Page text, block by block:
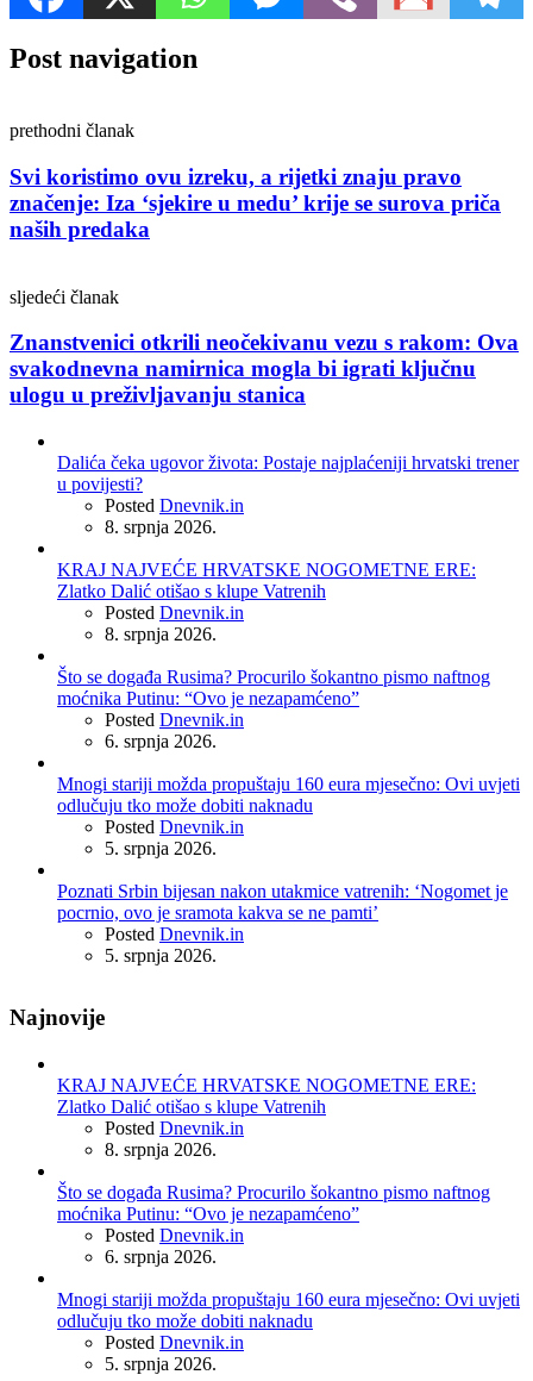
Post navigation
prethodni članak
Svi koristimo ovu izreku, a rijetki znaju pravo
značenje: Iza ‘sjekire u medu’ krije se surova priča
naših predaka
sljedeći članak
Znanstvenici otkrili neočekivanu vezu s rakom: Ova
svakodnevna namirnica mogla bi igrati ključnu
ulogu u preživljavanju stanica
Dalića čeka ugovor života: Postaje najplaćeniji hrvatski trener
u povijesti?
Posted Dnevnik.in
8. srpnja 2026.
KRAJ NAJVEĆE HRVATSKE NOGOMETNE ERE:
Zlatko Dalić otišao s klupe Vatrenih
Posted Dnevnik.in
8. srpnja 2026.
Što se događa Rusima? Procurilo šokantno pismo naftnog
moćnika Putinu: “Ovo je nezapamćeno”
Posted Dnevnik.in
6. srpnja 2026.
Mnogi stariji možda propuštaju 160 eura mjesečno: Ovi uvjeti
odlučuju tko može dobiti naknadu
Posted Dnevnik.in
5. srpnja 2026.
Poznati Srbin bijesan nakon utakmice vatrenih: ‘Nogomet je
pocrnio, ovo je sramota kakva se ne pamti’
Posted Dnevnik.in
5. srpnja 2026.
Najnovije
KRAJ NAJVEĆE HRVATSKE NOGOMETNE ERE:
Zlatko Dalić otišao s klupe Vatrenih
Posted Dnevnik.in
8. srpnja 2026.
Što se događa Rusima? Procurilo šokantno pismo naftnog
moćnika Putinu: “Ovo je nezapamćeno”
Posted Dnevnik.in
6. srpnja 2026.
Mnogi stariji možda propuštaju 160 eura mjesečno: Ovi uvjeti
odlučuju tko može dobiti naknadu
Posted Dnevnik.in
5. srpnja 2026.